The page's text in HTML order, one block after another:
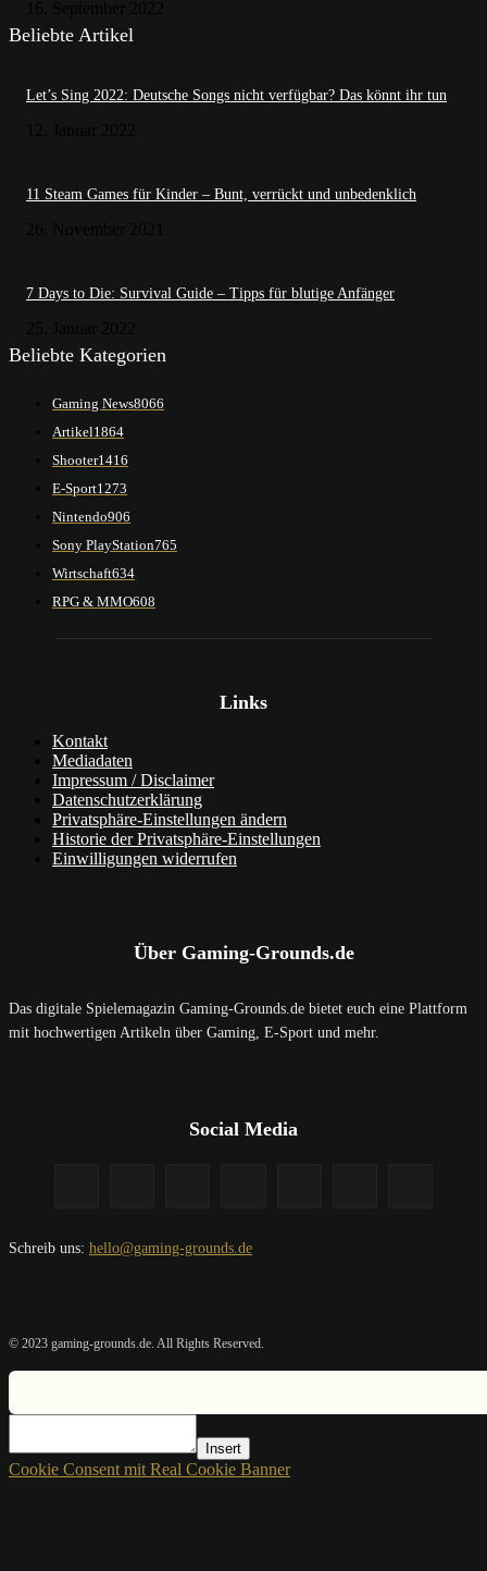
Beliebte Artikel
Let’s Sing 2022: Deutsche Songs nicht verfügbar? Das könnt ihr tun
11 Steam Games für Kinder – Bunt, verrückt und unbedenklich
7 Days to Die: Survival Guide – Tipps für blutige Anfänger
Beliebte Kategorien
Gaming News8066
Artikel1864
Shooter1416
E-Sport1273
Nintendo906
Sony PlayStation765
Wirtschaft634
RPG & MMO608
Links
Kontakt
Mediadaten
Impressum / Disclaimer
Datenschutzerklärung
Privatsphäre-Einstellungen ändern
Historie der Privatsphäre-Einstellungen
Einwilligungen widerrufen
Über Gaming-Grounds.de
Das digitale Spielemagazin Gaming-Grounds.de bietet euch eine Plattform
mit hochwertigen Artikeln über Gaming, E-Sport und mehr.
Social Media
Schreib uns: hello@gaming-grounds.de
© 2023 gaming-grounds.de. All Rights Reserved.
Insert
Cookie Consent mit Real Cookie Banner